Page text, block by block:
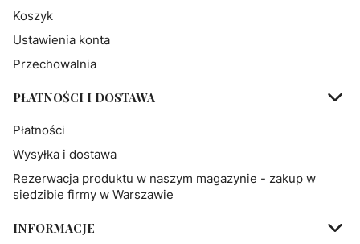
Koszyk
Ustawienia konta
Przechowalnia
PŁATNOŚCI I DOSTAWA
Płatności
Wysyłka i dostawa
Rezerwacja produktu w naszym magazynie - zakup w
siedzibie firmy w Warszawie
INFORMACJE